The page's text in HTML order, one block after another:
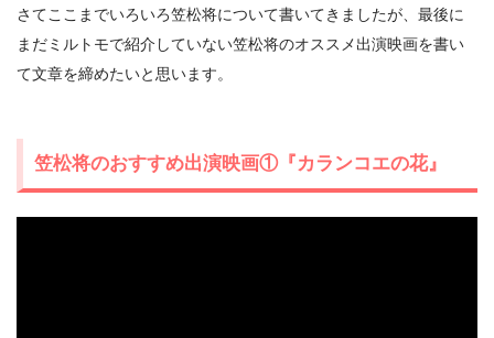
さてここまでいろいろ笠松将について書いてきましたが、最後に
まだミルトモで紹介していない笠松将のオススメ出演映画を書い
て文章を締めたいと思います。
笠松将のおすすめ出演映画①『カランコエの花』